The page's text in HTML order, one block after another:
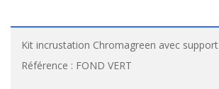
Kit incrustation Chromagreen avec
Référence : FOND VERT